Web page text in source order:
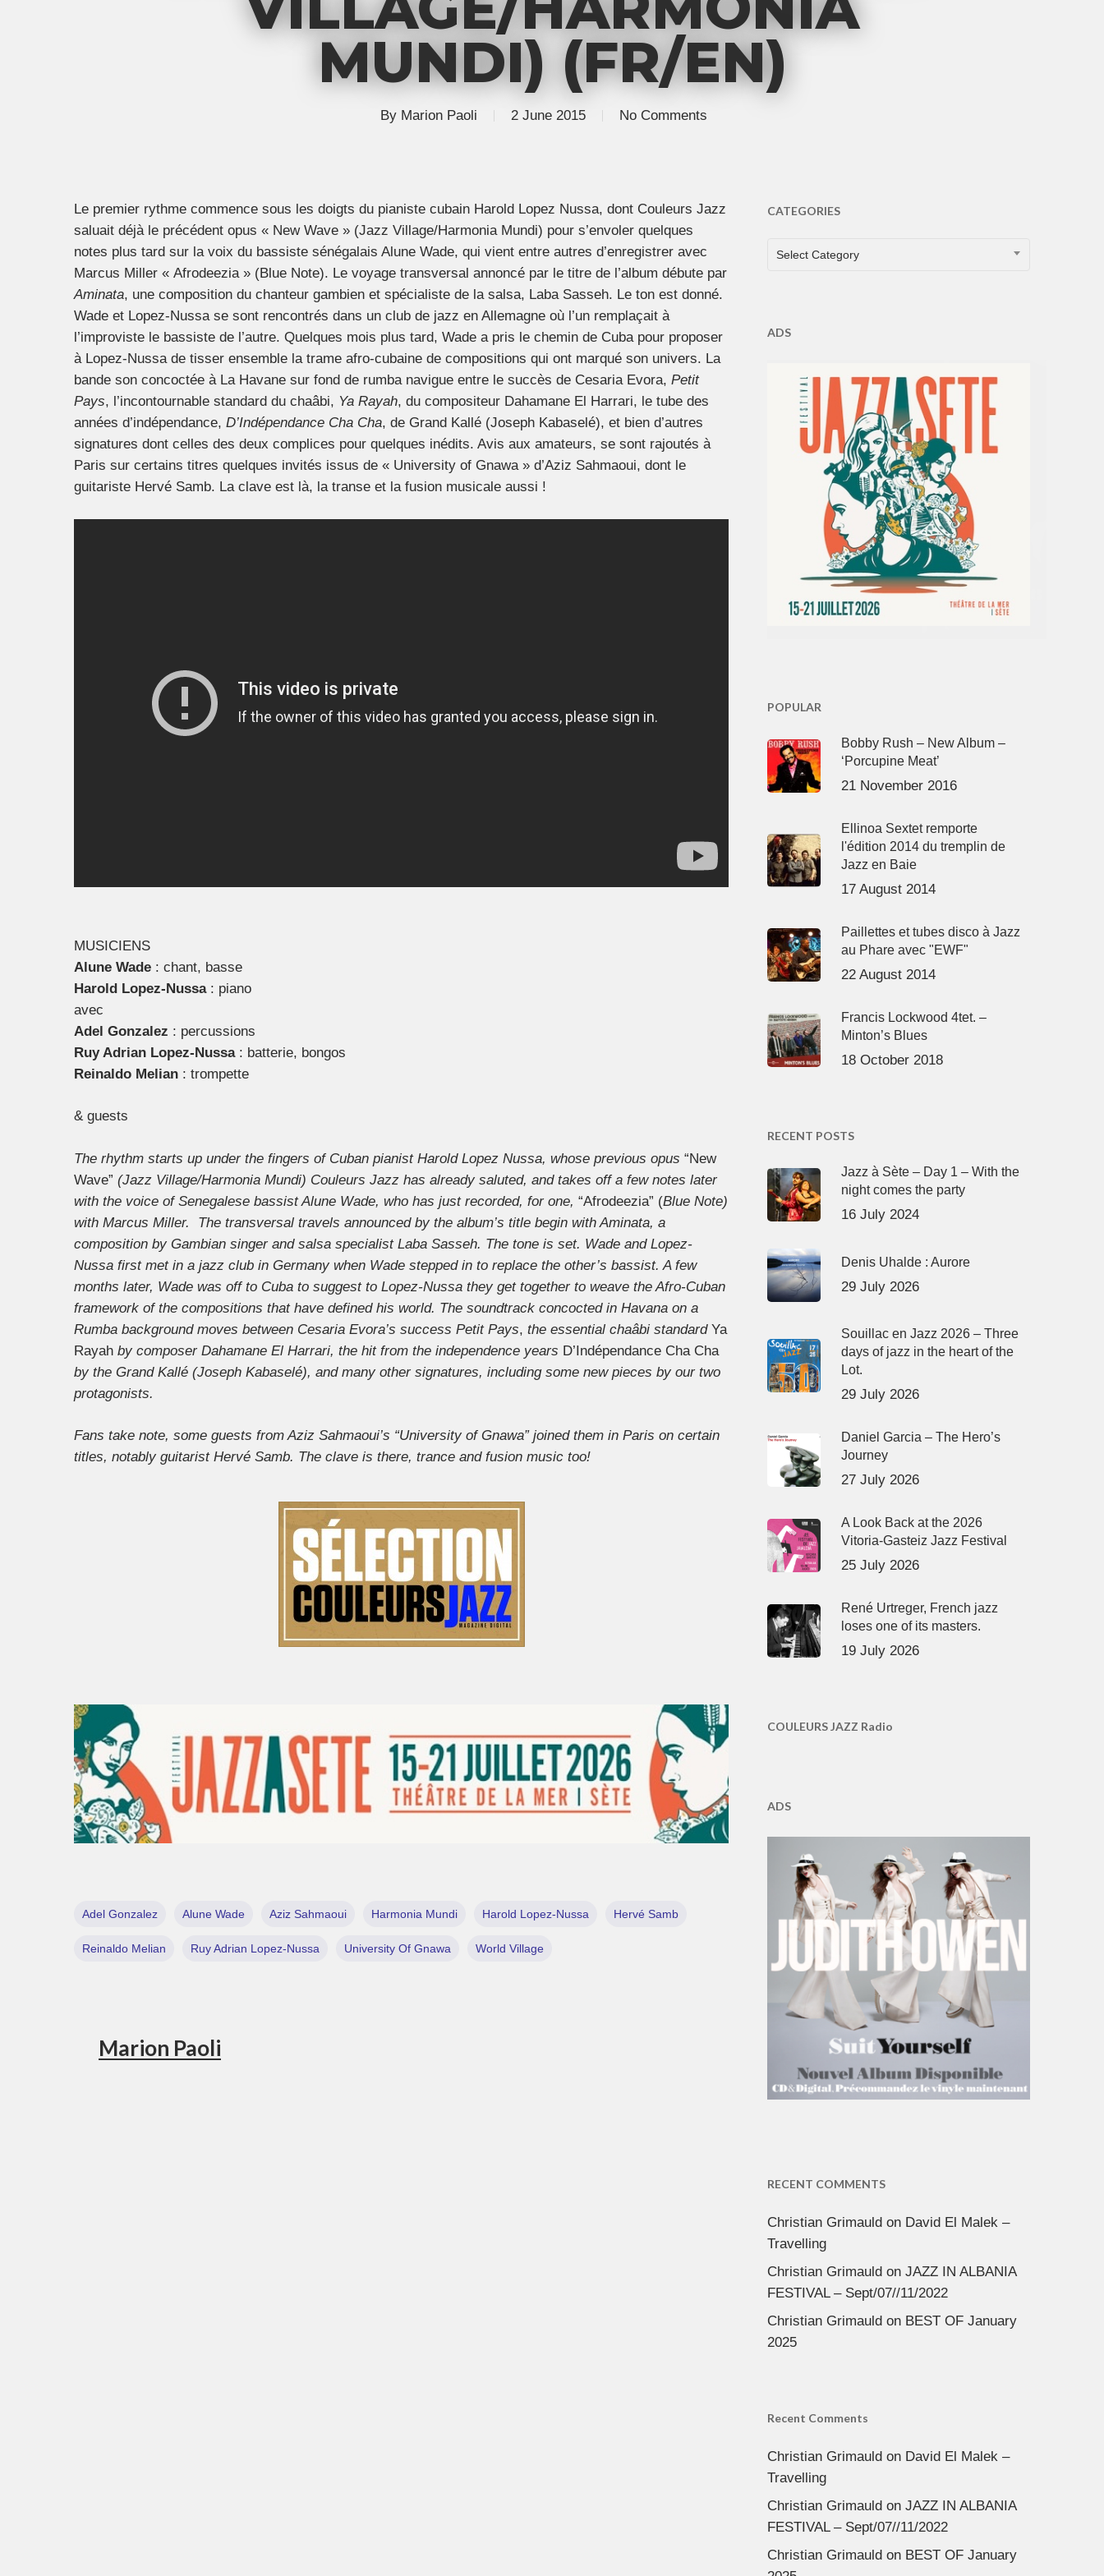
MUNDI) (FR/EN)
By Marion Paoli 2 June 2015 No Comments
Le premier rythme commence sous les doigts du pianiste cubain Harold Lopez Nussa, dont Couleurs Jazz
saluait déjà le précédent opus « New Wave » (Jazz Village/Harmonia Mundi) pour s’envoler quelques
notes plus tard sur la voix du bassiste sénégalais Alune Wade, qui vient entre autres d’enregistrer avec
Marcus Miller « Afrodeezia » (Blue Note). Le voyage transversal annoncé par le titre de l’album débute par
Aminata, une composition du chanteur gambien et spécialiste de la salsa, Laba Sasseh. Le ton est donné.
Wade et Lopez-Nussa se sont rencontrés dans un club de jazz en Allemagne où l’un remplaçait à
l’improviste le bassiste de l’autre. Quelques mois plus tard, Wade a pris le chemin de Cuba pour proposer
à Lopez-Nussa de tisser ensemble la trame afro-cubaine de compositions qui ont marqué son univers. La
bande son concoctée à La Havane sur fond de rumba navigue entre le succès de Cesaria Evora, Petit
Pays, l’incontournable standard du chaâbi, Ya Rayah, du compositeur Dahamane El Harrari, le tube des
années d’indépendance, D’Indépendance Cha Cha, de Grand Kallé (Joseph Kabaselé), et bien d’autres
signatures dont celles des deux complices pour quelques inédits. Avis aux amateurs, se sont rajoutés à
Paris sur certains titres quelques invités issus de « University of Gnawa » d’Aziz Sahmaoui, dont le
guitariste Hervé Samb. La clave est là, la transe et la fusion musicale aussi !
MUSICIENS
Alune Wade : chant, basse
Harold Lopez-Nussa: piano
avec
Adel Gonzalez : percussions
Ruy Adrian Lopez-Nussa: batterie, bongos
Reinaldo Melian : trompette
& guests
The rhythm starts up under the fingers of Cuban pianist Harold Lopez Nussa, whose previous opus “New
Wave” (Jazz Village/Harmonia Mundi) Couleurs Jazz has already saluted, and takes off a few notes later
with the voice of Senegalese bassist Alune Wade, who has just recorded, for one, “Afrodeezia” (Blue Note)
with Marcus Miller. The transversal travels announced by the album’s title begin with Aminata, a
composition by Gambian singer and salsa specialist Laba Sasseh. The tone is set. Wade and Lopez-
Nussa first met in a jazz club in Germany when Wade stepped in to replace the other’s bassist. A few
months later, Wade was off to Cuba to suggest to Lopez-Nussa they get together to weave the Afro-Cuban
framework of the compositions that have defined his world. The soundtrack concocted in Havana on a
Rumba background moves between Cesaria Evora’s success Petit Pays, the essential chaâbi standard Ya
Rayah by composer Dahamane El Harrari, the hit from the independence years D’Indépendance Cha Cha
by the Grand Kallé (Joseph Kabaselé), and many other signatures, including some new pieces by our two
protagonists.
Fans take note, some guests from Aziz Sahmaoui’s “University of Gnawa” joined them in Paris on certain
titles, notably guitarist Hervé Samb. The clave is there, trance and fusion music too!
Adel Gonzalez Alune Wade Aziz Sahmaoui Harmonia Mundi Harold Lopez-Nussa Hervé Samb
Reinaldo Melian Ruy Adrian Lopez-Nussa University Of Gnawa World Village
Marion Paoli
CATEGORIES
CATEGORIES
Select Category
ADS
POPULAR
Bobby Rush – New Album –
‘Porcupine Meat’
21 November 2016
Ellinoa Sextet remporte
l'édition 2014 du tremplin de
Jazz en Baie
17 August 2014
Paillettes et tubes disco à Jazz
au Phare avec "EWF"
22 August 2014
Francis Lockwood 4tet. –
Minton’s Blues
18 October 2018
RECENT POSTS
Jazz à Sète – Day 1 – With the
night comes the party
16 July 2024
Denis Uhalde : Aurore
29 July 2026
Souillac en Jazz 2026 – Three
days of jazz in the heart of the
Lot.
29 July 2026
Daniel Garcia – The Hero’s
Journey
27 July 2026
A Look Back at the 2026
Vitoria-Gasteiz Jazz Festival
25 July 2026
René Urtreger, French jazz
loses one of its masters.
19 July 2026
COULEURS JAZZ Radio
ADS
RECENT COMMENTS
Christian Grimauldon David El Malek –
Travelling
Christian Grimauldon JAZZ IN ALBANIA
FESTIVAL – Sept/07//11/2022
Christian Grimauldon BEST OF January
2025
Recent Comments
Christian Grimauldon David El Malek –
Travelling
Christian Grimauldon JAZZ IN ALBANIA
FESTIVAL – Sept/07//11/2022
Christian Grimauldon BEST OF January